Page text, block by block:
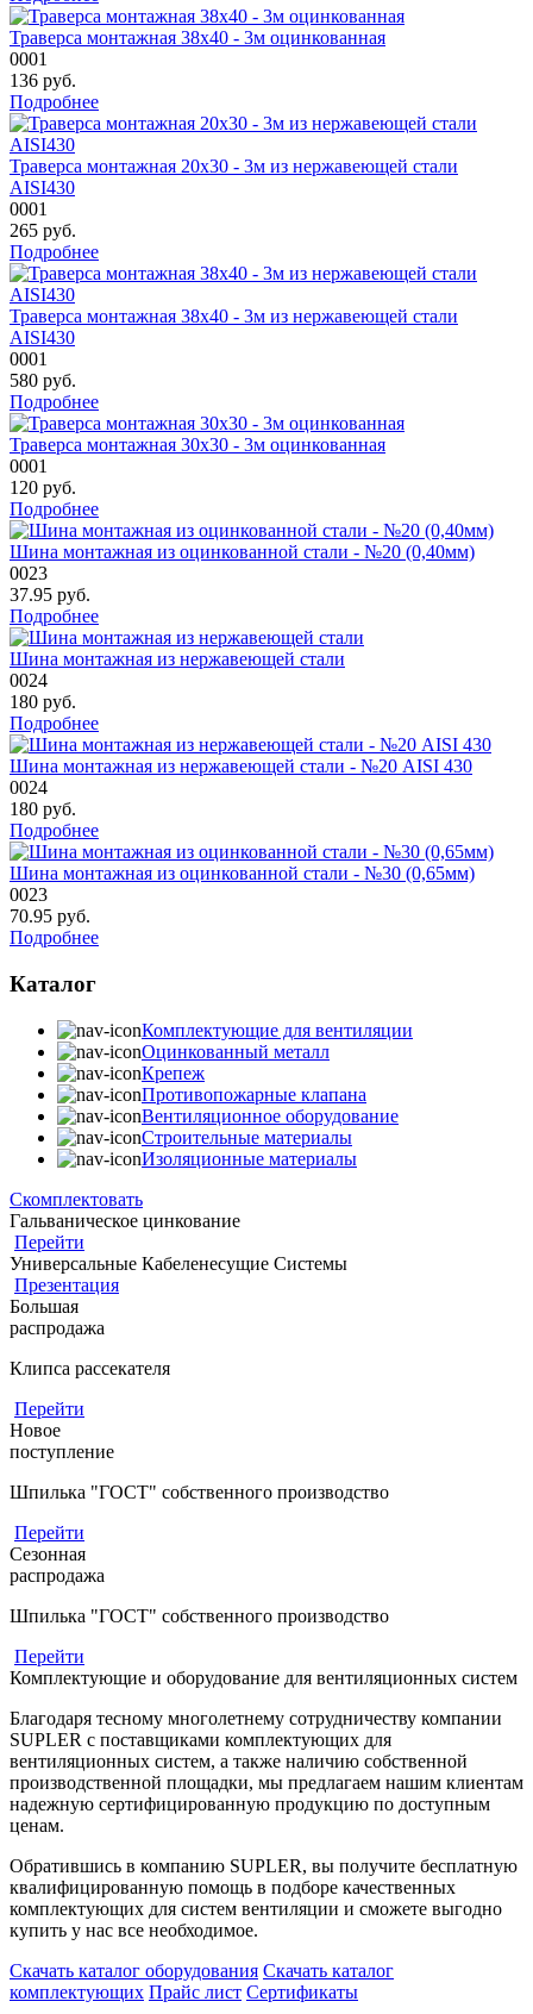
Траверса монтажная 38х40 - 3м оцинкованная
0001
136 руб.
Подробнее
Траверса монтажная 20х30 - 3м из нержавеющей стали
AISI430
0001
265 руб.
Подробнее
Траверса монтажная 38х40 - 3м из нержавеющей стали
AISI430
0001
580 руб.
Подробнее
Траверса монтажная 30х30 - 3м оцинкованная
0001
120 руб.
Подробнее
Шина монтажная из оцинкованной стали - №20 (0,40мм)
0023
37.95 руб.
Подробнее
Шина монтажная из нержавеющей стали
0024
180 руб.
Подробнее
Шина монтажная из нержавеющей стали - №20 AISI 430
0024
180 руб.
Подробнее
Шина монтажная из оцинкованной стали - №30 (0,65мм)
0023
70.95 руб.
Подробнее
Каталог
Комплектующие для вентиляции
Оцинкованный металл
Крепеж
Противопожарные клапана
Вентиляционное оборудование
Строительные материалы
Изоляционные материалы
Скомплектовать
Гальваническое цинкование
Перейти
Универсальные Кабеленесущие Системы
Презентация
Большая
распродажа
Клипса рассекателя
Перейти
Новое
поступление
Шпилька "ГОСТ" собственного производство
Перейти
Сезонная
распродажа
Шпилька "ГОСТ" собственного производство
Перейти
Комплектующие и оборудование для вентиляционных систем
Благодаря тесному многолетнему сотрудничеству компании
SUPLER с поставщиками комплектующих для
вентиляционных систем, а также наличию собственной
производственной площадки, мы предлагаем нашим клиентам
надежную сертифицированную продукцию по доступным
ценам.
Обратившись в компанию SUPLER, вы получите бесплатную
квалифицированную помощь в подборе качественных
комплектующих для систем вентиляции и сможете выгодно
купить у нас все необходимое.
Скачать каталог оборудования Скачать каталог
комплектующих Прайс лист Сертификаты